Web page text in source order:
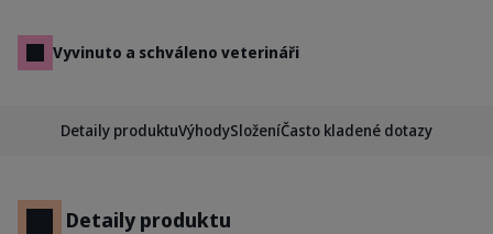
Vyvinuto a schváleno veterináři
Detaily produktuVýhodySloženíČasto kladené dotazy
Detaily produktu